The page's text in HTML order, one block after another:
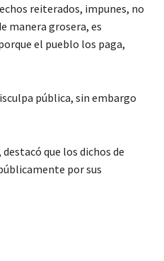
reiterados, impunes, no
manera grosera, es
el pueblo los paga,
pública, sin embargo
que los dichos de
por sus